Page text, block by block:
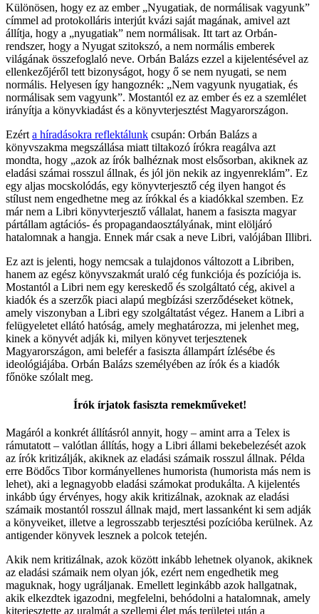
Különösen, hogy ez az ember „Nyugatiak, de normálisak vagyunk”
címmel ad protokolláris interjút kvázi saját magának, amivel azt
állítja, hogy a „nyugatiak” nem normálisak. Itt tart az Orbán-
rendszer, hogy a Nyugat szitokszó, a nem normális emberek
világának összefoglaló neve. Orbán Balázs ezzel a kijelentésével az
ellenkezőjéről tett bizonyságot, hogy ő se nem nyugati, se nem
normális. Helyesen így hangoznék: „Nem vagyunk nyugatiak, és
normálisak sem vagyunk”. Mostantól ez az ember és ez a szemlélet
irányítja a könyvkiadást és a könyvterjesztést Magyarországon.
Ezért a híradásokra reflektálunk csupán: Orbán Balázs a
könyvszakma megszállása miatt tiltakozó írókra reagálva azt
mondta, hogy „azok az írók balhéznak most elsősorban, akiknek az
eladási számai rosszul állnak, és jól jön nekik az ingyenreklám”. Ez
egy aljas mocskolódás, egy könyvterjesztő cég ilyen hangot és
stílust nem engedhetne meg az írókkal és a kiadókkal szemben. Ez
már nem a Libri könyvterjesztő vállalat, hanem a fasiszta magyar
pártállam agtációs- és propagandaosztályának, mint elöljáró
hatalomnak a hangja. Ennek már csak a neve Libri, valójában Illibri.
Ez azt is jelenti, hogy nemcsak a tulajdonos változott a Libriben,
hanem az egész könyvszakmát uraló cég funkciója és pozíciója is.
Mostantól a Libri nem egy kereskedő és szolgáltató cég, akivel a
kiadók és a szerzők piaci alapú megbízási szerződéseket kötnek,
amely viszonyban a Libri egy szolgáltatást végez. Hanem a Libri a
felügyeletet ellátó hatóság, amely meghatározza, mi jelenhet meg,
kinek a könyvét adják ki, milyen könyvet terjesztenek
Magyarországon, ami belefér a fasiszta állampárt ízlésébe és
ideológiájába. Orbán Balázs személyében az írók és a kiadók
főnöke szólalt meg.
Írók írjatok fasiszta remekműveket!
Magáról a konkrét állításról annyit, hogy – amint arra a Telex is
rámutatott – valótlan állítás, hogy a Libri állami bekebelezését azok
az írók kritizálják, akiknek az eladási számaik rosszul állnak. Példa
erre Bödőcs Tibor kormányellenes humorista (humorista más nem is
lehet), aki a legnagyobb eladási számokat produkálta. A kijelentés
inkább úgy érvényes, hogy akik kritizálnak, azoknak az eladási
számaik mostantól rosszul állnak majd, mert lassanként ki sem adják
a könyveiket, illetve a legrosszabb terjesztési pozícióba kerülnek. Az
antigender könyvek lesznek a polcok tetején.
Akik nem kritizálnak, azok között inkább lehetnek olyanok, akiknek
az eladási számaik nem olyan jók, ezért nem engedhetik meg
maguknak, hogy ugráljanak. Emellett leginkább azok hallgatnak,
akik elkezdtek igazodni, megfelelni, behódolni a hatalomnak, amely
kiterjesztette az uralmát a szellemi élet más területei után a